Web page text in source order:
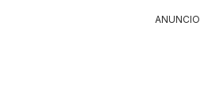
ANUNCIO